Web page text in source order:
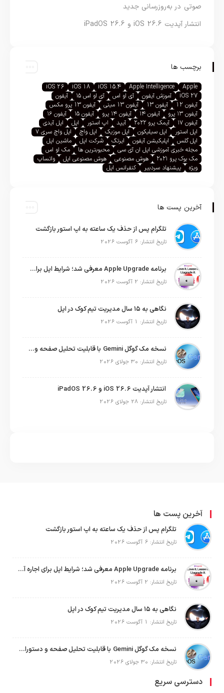
صوتی در به‌روزرسانی جدید
انتشار آپدیت iOS 26.6 و iPadOS 26.6
برچسب ها
Apple
Apple Intelligence
iOS 15.4
iOS 18
iOS 26
iOS 27
آموزش آیفون آی او اس آی او اس ۱۵
آیفون
آیفون 12
آیفون 13 آیفون 13 مینی
آیفون 13 پرو مکس
آیفون ۱۳ پرو
آیفون ۱۴ آیفون ۱۴ پرو آیفون ۱۵
آیفون ۱۶
آیفون ۱۷
آیمک پرو ۲۰۲۲ آیپد اپ استور اپل
اپل آیدی
اپل استور
اپل سیلیکون اپل موزیک اپل واچ
اپل واچ سری ۷
اپل گلس
اپلیکیشن آیفون ایرتگ شرکت اپل
ماشین اپل
مجله خبری آموزشی اپل ان آی سی
محبوبترین ها
مک او اس
مک بوک پرو ۲۰۲۱
هوش مصنوعی هوش مصنوعی اپل
واتساپ
ویژه
پیشنهاد سردبیر کنفرانس اپل
آخرین پست ها
تلگرام پس از حذف یک ساعته به اپ استور بازگشت
تاریخ انتشار: 6 آگوست 2026
برنامه Apple Upgrade معرفی شد؛ شرایط اپل برای اجاره آیفون، آیپد، مک و اپل واچ
تاریخ انتشار: 2 آگوست 2026
نگاهی به ۱۵ سال مدیریت تیم کوک در اپل
تاریخ انتشار: 1 آگوست 2026
نسخه مک گوگل Gemini با قابلیت تحلیل صفحه و دستورات صوتی در به‌روزرسانی جدید
تاریخ انتشار: 30 جولای 2026
انتشار آپدیت iOS 26.6 و iPadOS 26.6
تاریخ انتشار: 28 جولای 2026
آخرین پست ها
تلگرام پس از حذف یک ساعته به اپ استور بازگشت
تاریخ انتشار: 6 آگوست 2026
برنامه Apple Upgrade معرفی شد؛ شرایط اپل برای اجاره آیفون، آیپد، مک و اپل واچ
تاریخ انتشار: 2 آگوست 2026
نگاهی به ۱۵ سال مدیریت تیم کوک در اپل
تاریخ انتشار: 1 آگوست 2026
نسخه مک گوگل Gemini با قابلیت تحلیل صفحه و دستورات صوتی در به‌روزرسانی جدید
تاریخ انتشار: 30 جولای 2026
دسترسی سریع